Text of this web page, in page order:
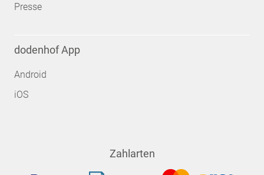
Presse
dodenhof App
Android
iOS
Zahlarten